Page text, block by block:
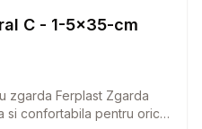
Lese si Zgarzi
C - 1-5x35-cm
zgarda Ferplast Zgarda
si confortabila pentru orice